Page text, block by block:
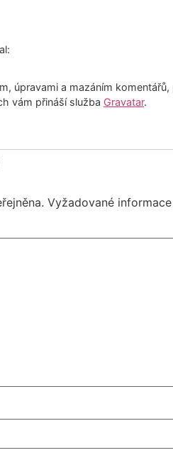
úpravami a mazáním
vám přináší služba Gravatar.
Vyžadované